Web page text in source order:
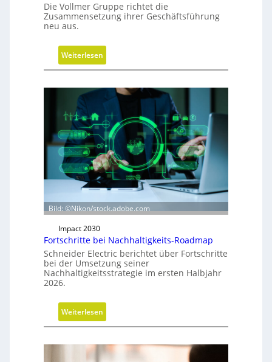
l
Die Vollmer Gruppe richtet die
Zusammensetzung ihrer Geschäftsführung
neu aus.
Weiterlesen:
N
a
u
s
r
i
c
h
u
d
e
r
s
c
Bild: ©Nikon/stock.adobe.com
Impact 2030
Fortschritte bei Nachhaltigkeits-Roadmap
Schneider Electric berichtet über Fortschritte
bei der Umsetzung seiner
Nachhaltigkeitsstrategie im ersten Halbjahr
2026.
Weiterlesen:
F